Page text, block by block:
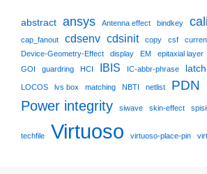
abstract ansys Antenna effect bindkey
cap_fanout
cdsenv cdsinit copy csf
Device-Geometry-Effect display EM epitaxial layer
GOI
guardring HCI IBIS IC-abbr-phrase
LOCOS lvs box matching NBTI netlist PDN
Power integrity siwave skin-effect
techfile Virtuoso virtuoso-place-pin